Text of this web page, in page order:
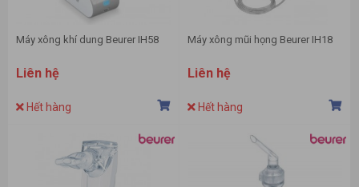
Máy xông khí dung Beurer IH58
Liên hệ
Hết hàng
Máy xông mũi họng Beurer IH18
Liên hệ
Hết hàng